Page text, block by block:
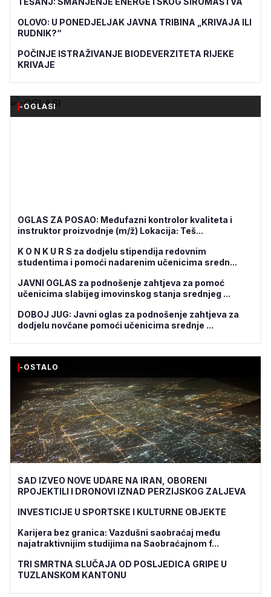
OLOVO: U PONEDJELJAK JAVNA TRIBINA „KRIVAJA ILI
RUDNIK?“
POČINJE ISTRAŽIVANJE BIODEVERZITETA RIJEKE
KRIVAJE
-OGLASI
OGLAS ZA POSAO: Međufazni kontrolor kvaliteta i
instruktor proizvodnje (m/ž) Lokacija: Teš...
K O N K U R S za dodjelu stipendija redovnim
studentima i pomoći nadarenim učenicima sredn...
JAVNI OGLAS za podnošenje zahtjeva za pomoć
učenicima slabijeg imovinskog stanja srednjeg ...
DOBOJ JUG: Javni oglas za podnošenje zahtjeva za
dodjelu novčane pomoći učenicima srednje ...
-OSTALO
SAD IZVEO NOVE UDARE NA IRAN, OBORENI
RPOJEKTILI I DRONOVI IZNAD PERZIJSKOG ZALJEVA
INVESTICIJE U SPORTSKE I KULTURNE OBJEKTE
Karijera bez granica: Vazdušni saobraćaj među
najatraktivnijim studijima na Saobraćajnom f...
TRI SMRTNA SLUČAJA OD POSLJEDICA GRIPE U
TUZLANSKOM KANTONU